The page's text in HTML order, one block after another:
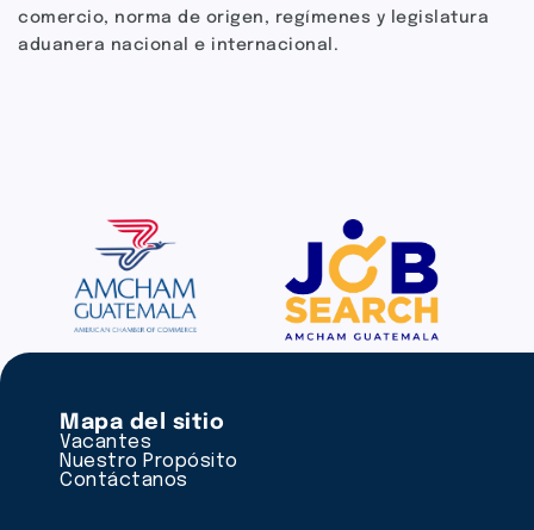
comercio, norma de origen, regímenes y legislatura
aduanera nacional e internacional.
Mapa del sitio
Vacantes
Nuestro Propósito
Contáctanos